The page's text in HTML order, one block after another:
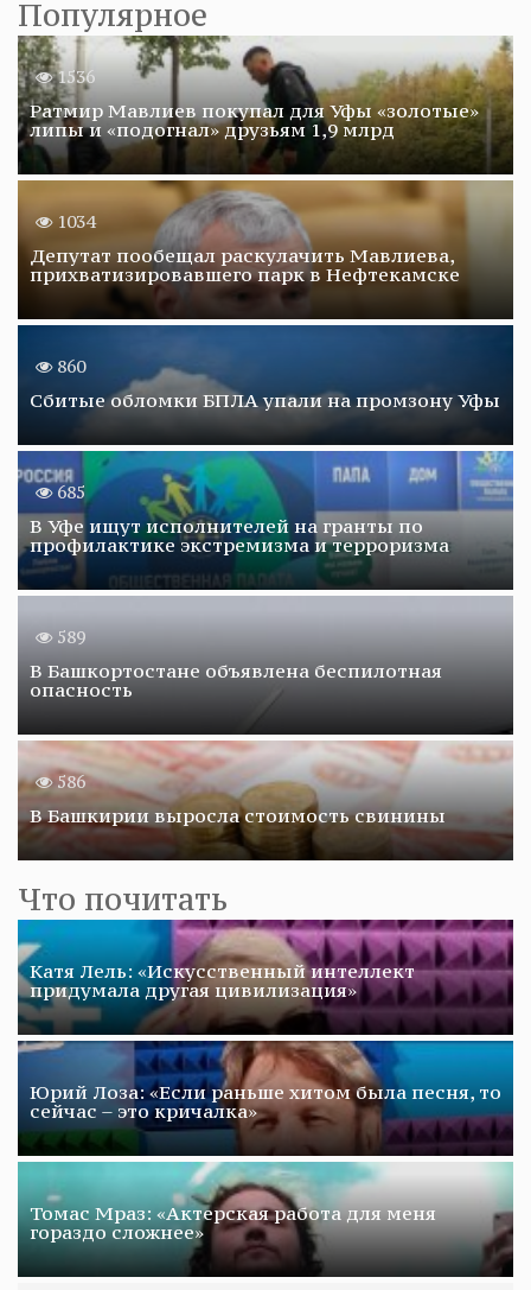
Популярное
1536
Ратмир Мавлиев покупал для Уфы «золотые»
липы и «подогнал» друзьям 1,9 млрд
1034
Депутат пообещал раскулачить Мавлиева,
прихватизировавшего парк в Нефтекамске
860
Сбитые обломки БПЛА упали на промзону Уфы
685
В Уфе ищут исполнителей на гранты по
профилактике экстремизма и терроризма
589
В Башкортостане объявлена беспилотная
опасность
586
В Башкирии выросла стоимость свинины
Что почитать
Катя Лель: «Искусственный интеллект
придумала другая цивилизация»
Юрий Лоза: «Если раньше хитом была песня, то
сейчас – это кричалка»
Томас Мраз: «Актерская работа для меня
гораздо сложнее»